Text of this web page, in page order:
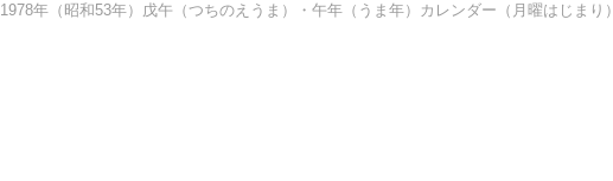
1978年（昭和53年）戊午（つちのえうま）・午年（うま年）カレンダー（月曜はじまり）